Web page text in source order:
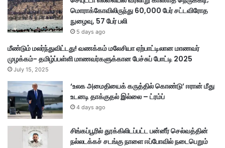
மொராக்கோவிலிருந்து 60,000 பேர் சட்டவிரோத
நுழைவு, 57 பேர் பலி
5 days ago
மீண்டும் மலர்ந்துவிட்டது! வணக்கம் மலேசியா ஏற்பாட்டிலான மாணவர்
முழக்கம்- தமிழ்ப்பள்ளி மாணவர்களுக்கான பேச்சுப் போட்டி 2025
July 15, 2025
‘உலக அமைதியைக் கருத்தில் கொண்டு’ ஈரான் மீது
உடனடி தாக்குதல் இல்லை – ட்ரம்ப்
4 days ago
சிங்கப்பூரில் தூக்கிலிடப்பட்ட பன்னீர் செல்வத்தின்
நல்லடக்கச் சடங்கு நாளை ஈப்போவில் நடைபெறும்